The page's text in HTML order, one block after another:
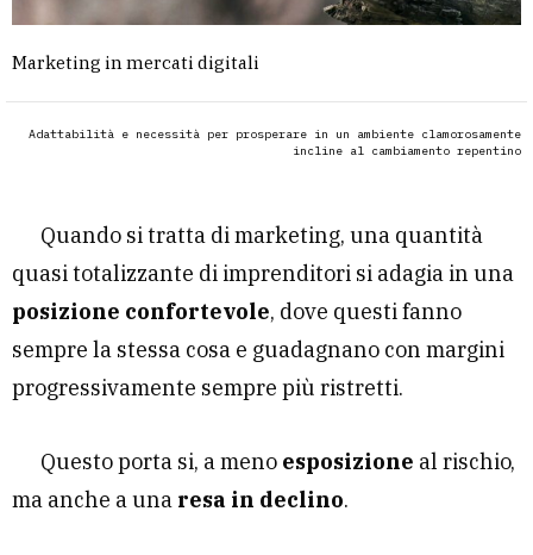
Marketing in mercati digitali
Adattabilità e necessità per prosperare in un ambiente clamorosamente
incline al cambiamento repentino
Quando si tratta di marketing, una quantità
quasi totalizzante di imprenditori si adagia in una
posizione confortevole, dove questi fanno
sempre la stessa cosa e guadagnano con margini
progressivamente sempre più ristretti.
Questo porta si, a meno esposizione al rischio,
ma anche a una resa in declino.